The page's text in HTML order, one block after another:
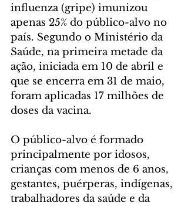
influenza (gripe) imunizou
apenas 25% do público-alvo no
país. Segundo o Ministério da
Saúde, na primeira metade da
ação, iniciada em 10 de abril e
que se encerra em 31 de maio,
foram aplicadas 17 milhões de
doses da vacina.
O público-alvo é formado
principalmente por idosos,
crianças com menos de 6 anos,
gestantes, puérperas, indígenas,
trabalhadores da saúde e da